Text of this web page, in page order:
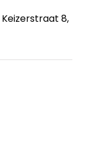
Keizerstraat 8,